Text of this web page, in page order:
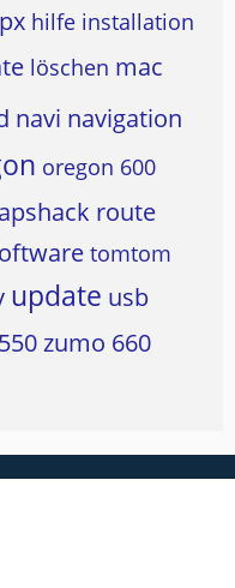
hilfe installation
löschen mac
navi navigation
oregon 600
route
tomtom
update usb
zumo 660